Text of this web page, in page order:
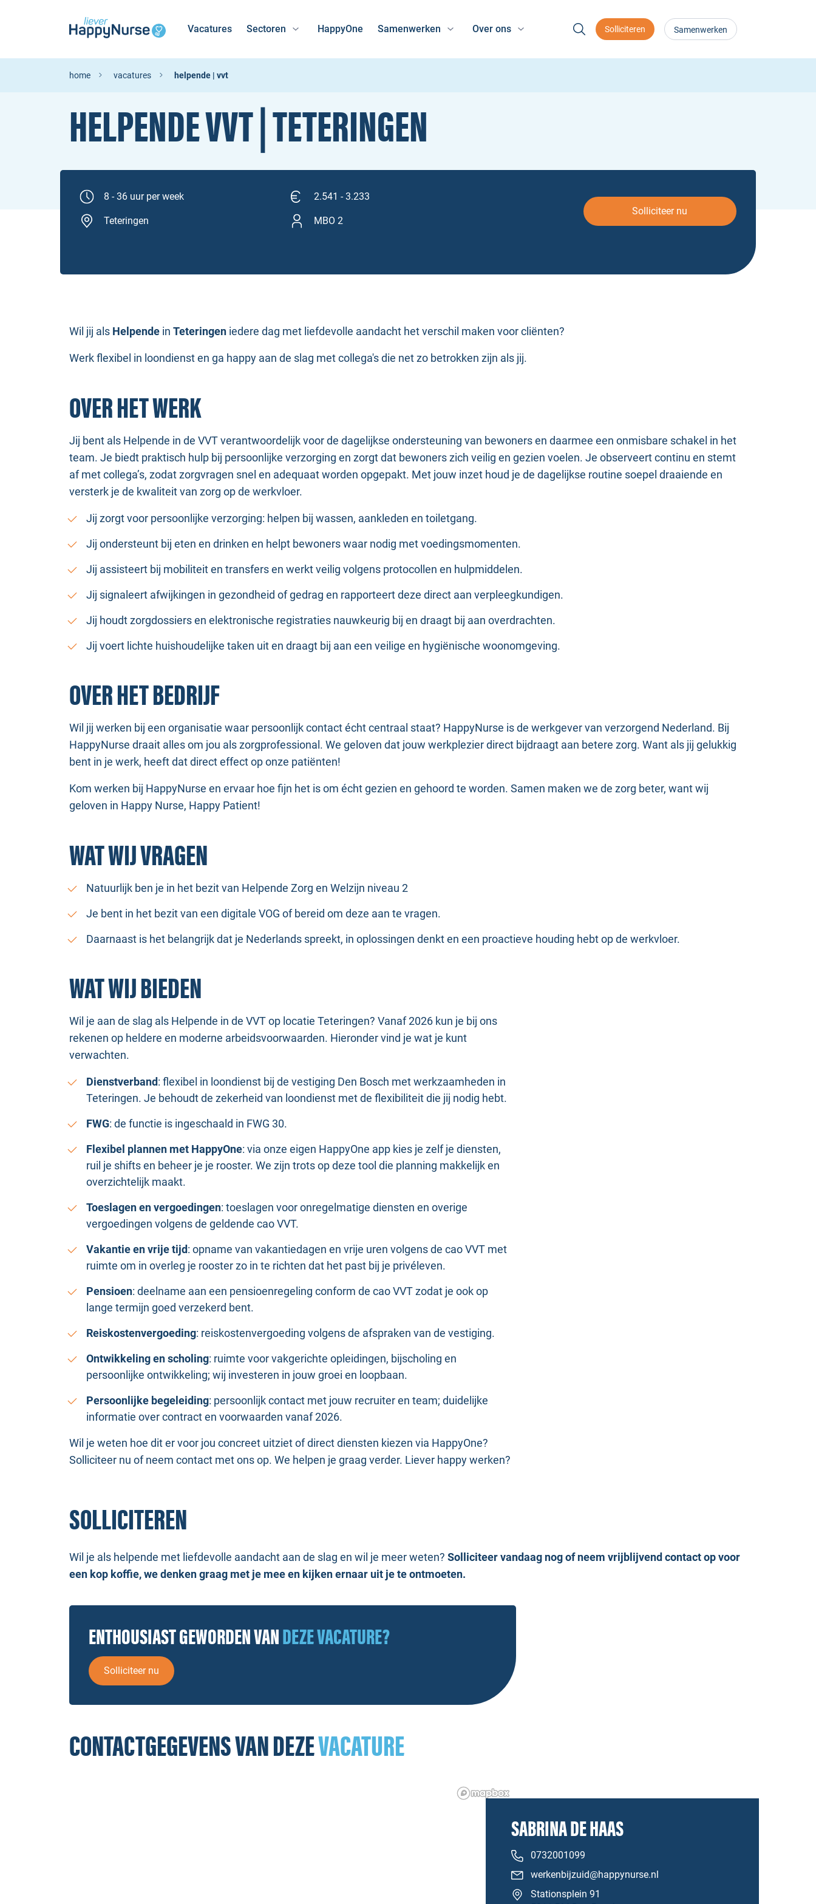
Vacatures Sectoren HappyOne Samenwerken Over ons Solliciteren Samenwerken
home vacatures helpende | vvt
HELPENDE VVT | TETERINGEN
8 - 36 uur per week 2.541 - 3.233
Teteringen MBO 2
Solliciteer nu
Wil jij als Helpende in Teteringen iedere dag met liefdevolle aandacht het verschil maken voor cliënten?
Werk flexibel in loondienst en ga happy aan de slag met collega's die net zo betrokken zijn als jij.
OVER HET WERK
Jij bent als Helpende in de VVT verantwoordelijk voor de dagelijkse ondersteuning van bewoners en daarmee een onmisbare schakel in het
team. Je biedt praktisch hulp bij persoonlijke verzorging en zorgt dat bewoners zich veilig en gezien voelen. Je observeert continu en stemt
af met collega’s, zodat zorgvragen snel en adequaat worden opgepakt. Met jouw inzet houd je de dagelijkse routine soepel draaiende en
versterk je de kwaliteit van zorg op de werkvloer.
Jij zorgt voor persoonlijke verzorging: helpen bij wassen, aankleden en toiletgang.
Jij ondersteunt bij eten en drinken en helpt bewoners waar nodig met voedingsmomenten.
Jij assisteert bij mobiliteit en transfers en werkt veilig volgens protocollen en hulpmiddelen.
Jij signaleert afwijkingen in gezondheid of gedrag en rapporteert deze direct aan verpleegkundigen.
Jij houdt zorgdossiers en elektronische registraties nauwkeurig bij en draagt bij aan overdrachten.
Jij voert lichte huishoudelijke taken uit en draagt bij aan een veilige en hygiënische woonomgeving.
OVER HET BEDRIJF
Wil jij werken bij een organisatie waar persoonlijk contact écht centraal staat? HappyNurse is de werkgever van verzorgend Nederland. Bij
HappyNurse draait alles om jou als zorgprofessional. We geloven dat jouw werkplezier direct bijdraagt aan betere zorg. Want als jij gelukkig
bent in je werk, heeft dat direct effect op onze patiënten!
Kom werken bij HappyNurse en ervaar hoe fijn het is om écht gezien en gehoord te worden. Samen maken we de zorg beter, want wij
geloven in Happy Nurse, Happy Patient!
WAT WIJ VRAGEN
Natuurlijk ben je in het bezit van Helpende Zorg en Welzijn niveau 2
Je bent in het bezit van een digitale VOG of bereid om deze aan te vragen.
Daarnaast is het belangrijk dat je Nederlands spreekt, in oplossingen denkt en een proactieve houding hebt op de werkvloer.
WAT WIJ BIEDEN
Wil je aan de slag als Helpende in de VVT op locatie Teteringen? Vanaf 2026 kun je bij ons
rekenen op heldere en moderne arbeidsvoorwaarden. Hieronder vind je wat je kunt
verwachten.
Dienstverband: flexibel in loondienst bij de vestiging Den Bosch met werkzaamheden in
Teteringen. Je behoudt de zekerheid van loondienst met de flexibiliteit die jij nodig hebt.
FWG: de functie is ingeschaald in FWG 30.
Flexibel plannen met HappyOne: via onze eigen HappyOne app kies je zelf je diensten,
ruil je shifts en beheer je je rooster. We zijn trots op deze tool die planning makkelijk en
overzichtelijk maakt.
Toeslagen en vergoedingen: toeslagen voor onregelmatige diensten en overige
vergoedingen volgens de geldende cao VVT.
Vakantie en vrije tijd: opname van vakantiedagen en vrije uren volgens de cao VVT met
ruimte om in overleg je rooster zo in te richten dat het past bij je privéleven.
Pensioen: deelname aan een pensioenregeling conform de cao VVT zodat je ook op
lange termijn goed verzekerd bent.
Reiskostenvergoeding: reiskostenvergoeding volgens de afspraken van de vestiging.
Ontwikkeling en scholing: ruimte voor vakgerichte opleidingen, bijscholing en
persoonlijke ontwikkeling; wij investeren in jouw groei en loopbaan.
Persoonlijke begeleiding: persoonlijk contact met jouw recruiter en team; duidelijke
informatie over contract en voorwaarden vanaf 2026.
Wil je weten hoe dit er voor jou concreet uitziet of direct diensten kiezen via HappyOne?
Solliciteer nu of neem contact met ons op. We helpen je graag verder. Liever happy werken?
SOLLICITEREN
Wil je als helpende met liefdevolle aandacht aan de slag en wil je meer weten? Solliciteer vandaag nog of neem vrijblijvend contact op voor
een kop koffie, we denken graag met je mee en kijken ernaar uit je te ontmoeten.
ENTHOUSIAST GEWORDEN VANDEZE VACATURE?
Solliciteer nu
CONTACTGEGEVENS VAN DEZEVACATURE
SABRINA DE HAAS
0732001099
werkenbijzuid@happynurse.nl
Stationsplein 91